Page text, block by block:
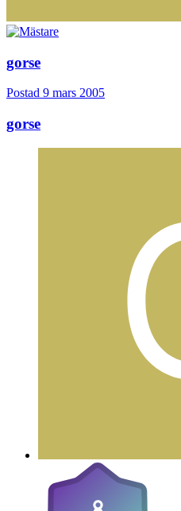
gorse
Postad 9 mars 2005
gorse